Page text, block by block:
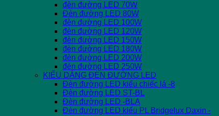
đèn đường LED 70W
Đèn đường LED 80W
đèn đường LED 100W
đèn đường LED 120W
đèn đường LED 150W
đèn đường LED 180W
đèn đường LED 200W
đèn đường LED 250W
KIỂU DÁNG ĐÈN ĐƯỜNG LED
Đèn đường LED kiểu chiếc lá -8
Đèn đường LED ST-BL
Đèn đường LED -BLA
Đèn đường LED kiểu PL Bridgelux Daxin -